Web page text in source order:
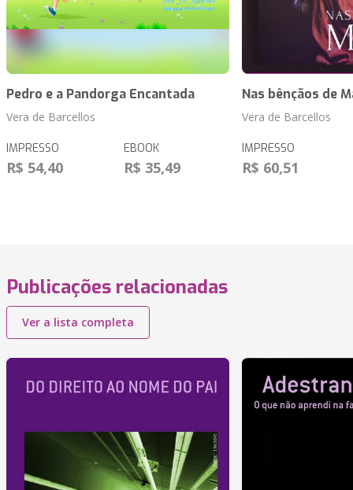
Pedro e a Pandorga Encantada
Vera de Barcellos
IMPRESSO
R$ 54,40
EBOOK
R$ 35,49
Nas bênçãos de
Vera de Barcellos
IMPRESSO
R$ 60,51
Publicações relacionadas
Ver a lista completa